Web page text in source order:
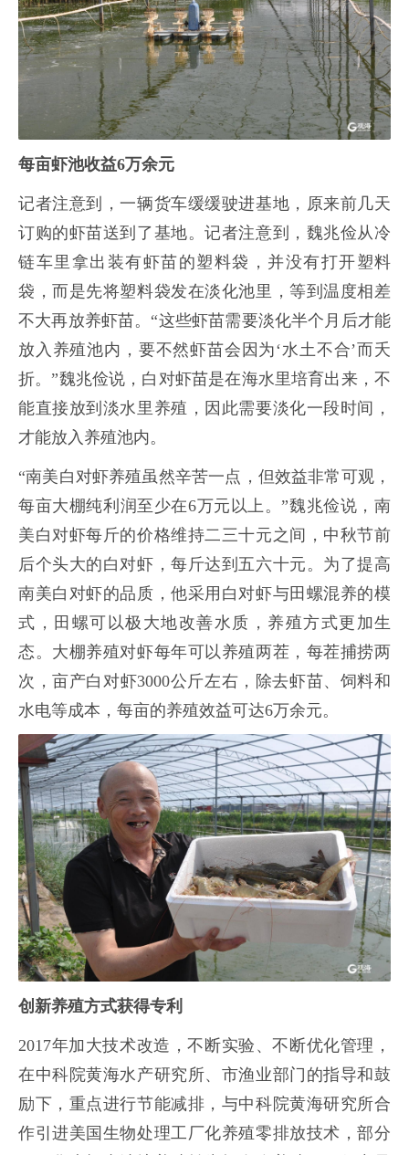
每亩虾池收益6万余元
记者注意到，一辆货车缓缓驶进基地，原来前几天
订购的虾苗送到了基地。记者注意到，魏兆俭从冷
链车里拿出装有虾苗的塑料袋，并没有打开塑料
袋，而是先将塑料袋发在淡化池里，等到温度相差
不大再放养虾苗。“这些虾苗需要淡化半个月后才能
放入养殖池内，要不然虾苗会因为‘水土不合’而夭
折。”魏兆俭说，白对虾苗是在海水里培育出来，不
能直接放到淡水里养殖，因此需要淡化一段时间，
才能放入养殖池内。
“南美白对虾养殖虽然辛苦一点，但效益非常可观，
每亩大棚纯利润至少在6万元以上。”魏兆俭说，南
美白对虾每斤的价格维持二三十元之间，中秋节前
后个头大的白对虾，每斤达到五六十元。为了提高
南美白对虾的品质，他采用白对虾与田螺混养的模
式，田螺可以极大地改善水质，养殖方式更加生
态。大棚养殖对虾每年可以养殖两茬，每茬捕捞两
次，亩产白对虾3000公斤左右，除去虾苗、饲料和
水电等成本，每亩的养殖效益可达6万余元。
创新养殖方式获得专利
2017年加大技术改造，不断实验、不断优化管理，
在中科院黄海水产研究所、市渔业部门的指导和鼓
励下，重点进行节能减排，与中科院黄海研究所合
作引进美国生物处理工厂化养殖零排放技术，部分